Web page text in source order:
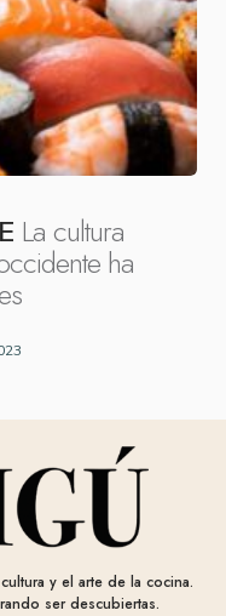
La cultura
ha
y el arte de la cocina.
ser descubiertas.